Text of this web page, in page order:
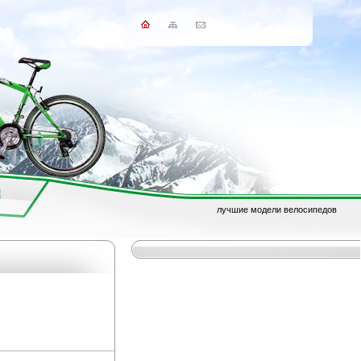
лучшие модели велосипедов